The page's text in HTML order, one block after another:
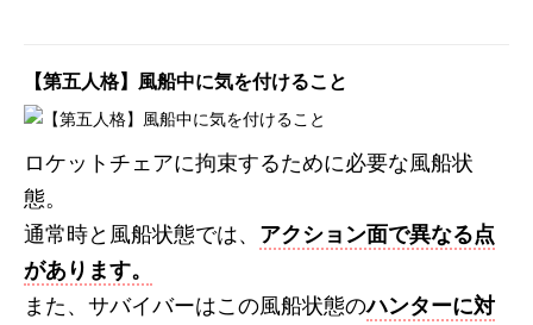
【第五人格】風船中に気を付けること
ロケットチェアに拘束するために必要な風船状
態。
通常時と風船状態では、 アクション面で異なる点
があります。
また、サバイバーはこの風船状態のハンターに対